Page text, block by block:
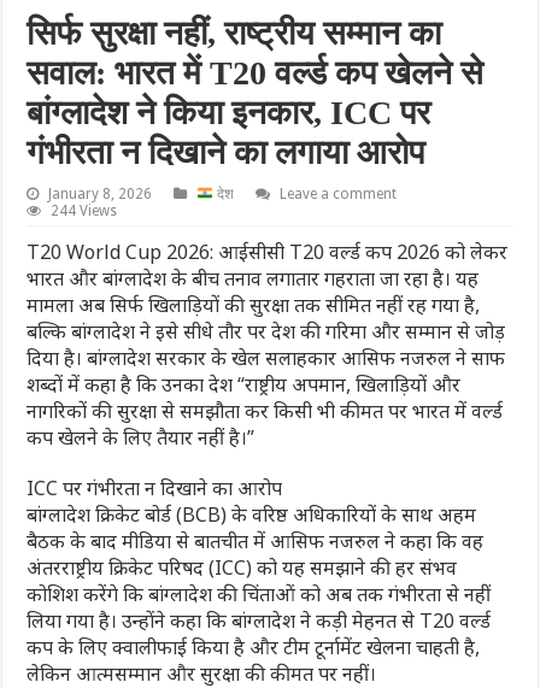
सिर्फ सुरक्षा नहीं, राष्ट्रीय सम्मान का
सवाल: भारत में T20 वर्ल्ड कप खेलने से
बांग्लादेश ने किया इनकार, ICC पर
गंभीरता न दिखाने का लगाया आरोप
January 8, 2026 देश
Leave a comment
244 Views
T20 World Cup 2026: आईसीसी T20 वर्ल्ड कप 2026 को लेकर
भारत और बांग्लादेश के बीच तनाव लगातार गहराता जा रहा है। यह
मामला अब सिर्फ खिलाड़ियों की सुरक्षा तक सीमित नहीं रह गया है,
बल्कि बांग्लादेश ने इसे सीधे तौर पर देश की गरिमा और सम्मान से जोड़
दिया है। बांग्लादेश सरकार के खेल सलाहकार आसिफ नजरुल ने साफ
शब्दों में कहा है कि उनका देश “राष्ट्रीय अपमान, खिलाड़ियों और
नागरिकों की सुरक्षा से समझौता कर किसी भी कीमत पर भारत में वर्ल्ड
कप खेलने के लिए तैयार नहीं है।”
ICC पर गंभीरता न दिखाने का आरोप
बांग्लादेश क्रिकेट बोर्ड (BCB) के वरिष्ठ अधिकारियों के साथ अहम
बैठक के बाद मीडिया से बातचीत में आसिफ नजरुल ने कहा कि वह
अंतरराष्ट्रीय क्रिकेट परिषद (ICC) को यह समझाने की हर संभव
कोशिश करेंगे कि बांग्लादेश की चिंताओं को अब तक गंभीरता से नहीं
लिया गया है। उन्होंने कहा कि बांग्लादेश ने कड़ी मेहनत से T20 वर्ल्ड
कप के लिए क्वालीफाई किया है और टीम टूर्नामेंट खेलना चाहती है,
लेकिन आत्मसम्मान और सुरक्षा की कीमत पर नहीं।